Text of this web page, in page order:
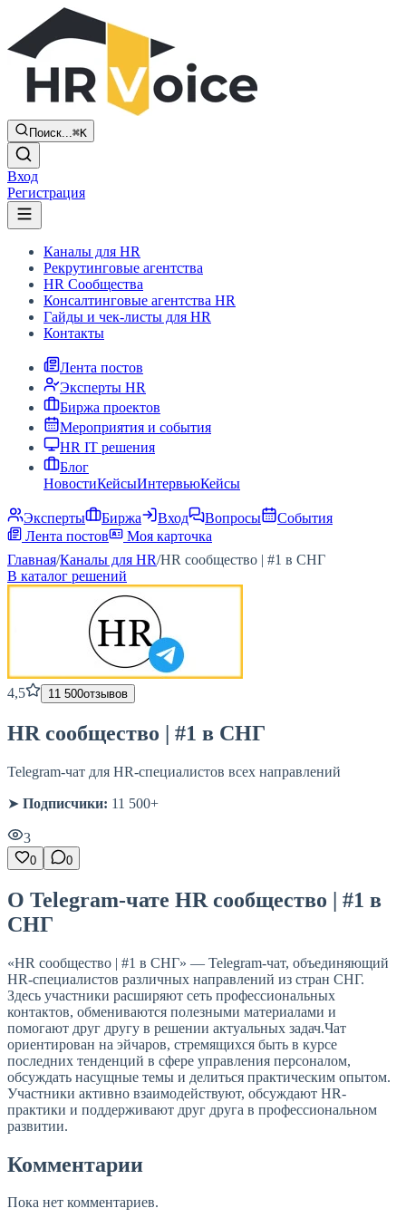
Поиск...⌘K
Вход
Регистрация
Каналы для HR
Рекрутинговые агентства
HR Сообщества
Консалтинговые агентства HR
Гайды и чек-листы для HR
Контакты
Лента постов
Эксперты HR
Биржа проектов
Мероприятия и события
HR IT решения
Блог
НовостиКейсыИнтервьюКейсы
Эксперты Биржа Вход Вопросы
События
Лента постов
Моя карточка
Главная/Каналы для HR/HR сообщество | #1 в СНГ
В каталог решений
4,5 11 500отзывов
HR сообщество | #1 в СНГ
Telegram-чат для HR-специалистов всех направлений
➤ Подписчики: 11 500+
3
0 0
О Telegram-чате HR сообщество | #1 в
СНГ
«HR сообщество | #1 в СНГ» — Telegram-чат, объединяющий
HR-специалистов различных направлений из стран СНГ.
Здесь участники расширяют сеть профессиональных
контактов, обмениваются полезными материалами и
помогают друг другу в решении актуальных задач.Чат
ориентирован на эйчаров, стремящихся быть в курсе
последних тенденций в сфере управления персоналом,
обсуждать насущные темы и делиться практическим опытом.
Участники активно взаимодействуют, обсуждают HR-
практики и поддерживают друг друга в профессиональном
развитии.
Комментарии
Пока нет комментариев.